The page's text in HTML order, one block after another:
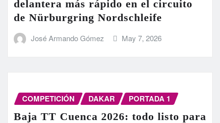
delantera más rápido en el circuito
de Nürburgring Nordschleife
José Armando Gómez May 7, 2026
COMPETICIÓN DAKAR PORTADA 1
Baja TT Cuenca 2026: todo listo para